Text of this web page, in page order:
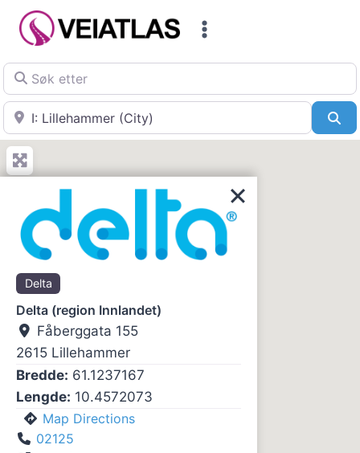
Skip
Søk etter
Nær
Delta
Delta (region Innlandet)
Fåberggata 155
2615 Lillehammer
Bredde: 61.1237167
Lengde: 10.4572073
Map Directions
02125